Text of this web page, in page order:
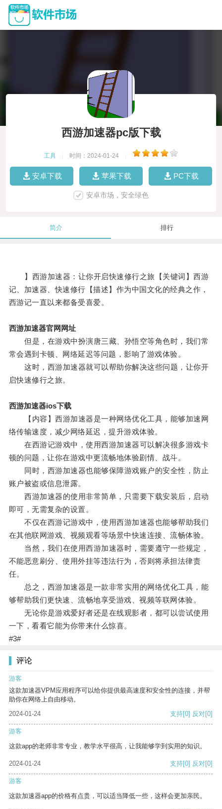
西游加速器pc版下载
工具 时间：2024-01-24
安卓下载 苹果下载 PC下载
安卓市场，安全绿色
简介 排行
】西游加速器：让你开启快速修行之旅【关键词】西游
记、加速器、快速修行【描述】作为中国文化的经典之作，
西游记一直以来都备受喜爱。
西游加速器官网网址
但是，在游戏中扮演唐三藏、孙悟空等角色时，我们常
常会遇到卡顿、网络延迟等问题，影响了游戏体验。
这时，西游加速器就可以帮助你解决这些问题，让你开
启快速修行之旅。
西游加速器ios下载
【内容】西游加速器是一种网络优化工具，能够加速网
络传输速度，减少网络延迟，提升游戏体验。
在西游记游戏中，使用西游加速器可以解决很多游戏卡
顿的问题，让你在游戏中更流畅地体验剧情、战斗。
同时，西游加速器也能够保障游戏账户的安全性，防止
账户被盗或信息泄露。
西游加速器的使用非常简单，只需要下载安装后，启动
即可，无需复杂的设置。
不仅在西游记游戏中，使用西游加速器也能够帮助我们
在其他联网游戏、视频观看等场景中快速连接、流畅体验。
当然，我们在使用西游加速器时，需要遵守一些规定，
不能恶意刷分、使用外挂等违法行为，否则将承担法律责
任。
总之，西游加速器是一款非常实用的网络优化工具，能
够帮助我们更快速、流畅地享受游戏、视频等联网体验。
无论你是游戏爱好者还是在线观影者，都可以尝试使用
一下，看看它能为你带来什么惊喜。
#3#
评论
游客
这款加速器VPM应用程序可以给你提供最高速度和安全性的连接，并帮
助你在网络上自由移动。
2024-01-24
支持[0] 反对[0]
游客
这款app的老师非常专业，教学水平很高，让我能够学到实用的知识。
2024-01-24 支持[0] 反对[0]
游客
这款加速器app的价格有点贵，可以适当降低一些，这样会更加亲民。